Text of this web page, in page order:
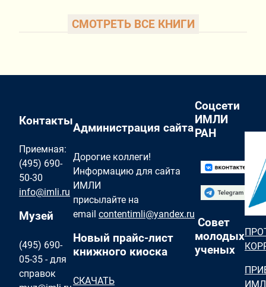
СМОТРЕТЬ ВСЕ КНИГИ
Контакты
Приемная:
(495) 690-
50-30
info@imli.ru
Музей
(495) 690-
05-35 - для
справок
Администрация сайта
Дорогие коллеги!
Информацию для сайта
ИМЛИ
присылайте на
email contentimli@yandex.ru
Новый прайс-лист
книжного киоска
СКАЧАТЬ
Соцсети
ИМЛИ
РАН
Совет
молодых
ученых